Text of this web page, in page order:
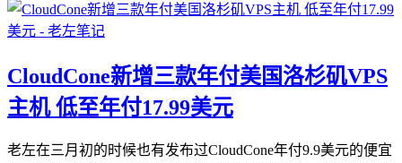
CloudCone新增三款年付美国洛杉矶VPS
主机 低至年付17.99美元
老左在三月初的时候也有发布过CloudCone年付9.9美元的便宜